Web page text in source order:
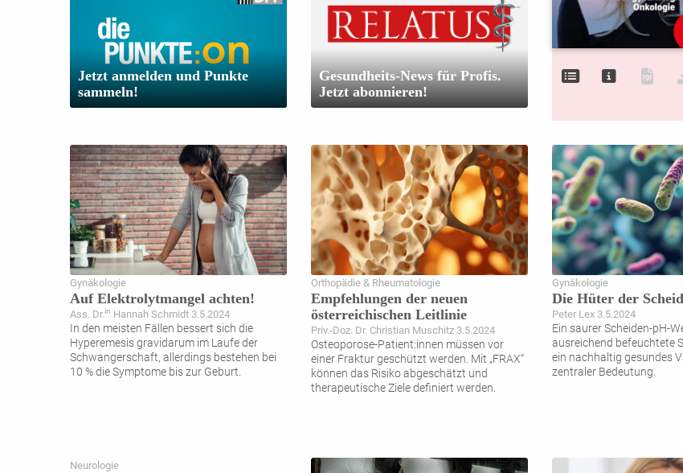
Jetzt anmelden und Punkte
sammeln!
Gesundheits-News für Profis.
Jetzt abonnieren!
Gynäkologie
Auf Elektrolytmangel achten!
Ass. Dr.in Hannah Schmidt 3.5.2024
In den meisten Fällen bessert sich die
Hyperemesis gravidarum im Laufe der
Schwangerschaft, allerdings bestehen bei
10 % die Symptome bis zur Geburt.
Orthopädie & Rheumatologie
Empfehlungen der neuen
österreichischen Leitlinie
Priv.-Doz. Dr. Christian Muschitz 3.5.2024
Osteoporose-Patient:innen müssen vor
einer Fraktur geschützt werden. Mit „FRAX“
können das Risiko abgeschätzt und
therapeutische Ziele definiert werden.
Gynäkologie
Die Hüter der
Peter Lex 3.5.2024
Ein saurer Scheiden-pH-
ausreichend befeuchtete
ein nachhaltig gesundes
zentraler Bedeutung.
Neurologie